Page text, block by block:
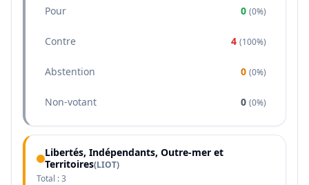
Pour 0 (0%)
Contre 4 (100%)
Abstention 0 (0%)
Non-votant 0 (0%)
Libertés, Indépendants, Outre-mer et
Territoires(LIOT)
Total :3